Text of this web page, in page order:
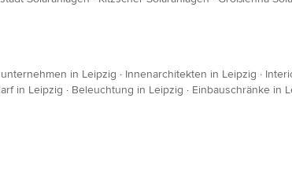
in Leipzig · Innenarchitekten in Leipzig ·
in Leipzig · Beleuchtung in Leipzig · Einbauschränke in